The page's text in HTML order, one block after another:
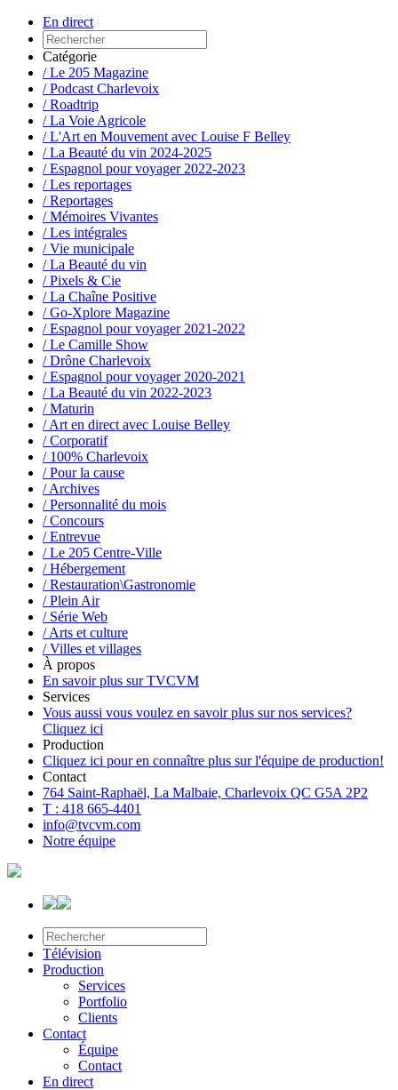
En direct
Catégorie
/ Le 205 Magazine
/ Podcast Charlevoix
/ Roadtrip
/ La Voie Agricole
/ L'Art en Mouvement avec Louise F Belley
/ La Beauté du vin 2024-2025
/ Espagnol pour voyager 2022-2023
/ Les reportages
/ Reportages
/ Mémoires Vivantes
/ Les intégrales
/ Vie municipale
/ La Beauté du vin
/ Pixels & Cie
/ La Chaîne Positive
/ Go-Xplore Magazine
/ Espagnol pour voyager 2021-2022
/ Le Camille Show
/ Drône Charlevoix
/ Espagnol pour voyager 2020-2021
/ La Beauté du vin 2022-2023
/ Maturin
/ Art en direct avec Louise Belley
/ Corporatif
/ 100% Charlevoix
/ Pour la cause
/ Archives
/ Personnalité du mois
/ Concours
/ Entrevue
/ Le 205 Centre-Ville
/ Hébergement
/ Restauration\Gastronomie
/ Plein Air
/ Série Web
/ Arts et culture
/ Villes et villages
À propos
En savoir plus sur TVCVM
Services
Vous aussi vous voulez en savoir plus sur nos services?
Cliquez ici
Production
Cliquez ici pour en connaître plus sur l'équipe de production!
Contact
764 Saint-Raphaël, La Malbaie, Charlevoix QC G5A 2P2
T : 418 665-4401
info@tvcvm.com
Notre équipe
Télévision
Production
Services
Portfolio
Clients
Contact
Équipe
Contact
En direct